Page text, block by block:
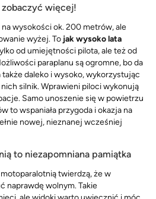
więcej!
wysokości ok. 200 metrów, ale
wyżej. To jak wysoko lata
od umiejętności pilota, ale też od
paraplanu są ogromne, bo da
także daleko i wysoko, wykorzystując
silnik. Wprawieni piloci wykonują
Samo unoszenie się w powietrzu
to wspaniała przygoda i okazja na
nowej, nieznanej wcześniej
to niezapomniana pamiątka
twierdzą, że w
naprawdę wolnym. Takie